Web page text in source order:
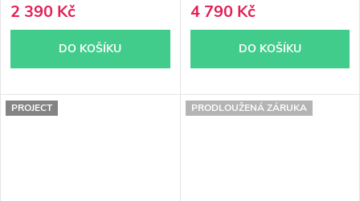
2 390 Kč
DO KOŠÍKU
4 790 Kč
DO KOŠÍKU
PROJECT PRODLOUŽENÁ ZÁRUKA